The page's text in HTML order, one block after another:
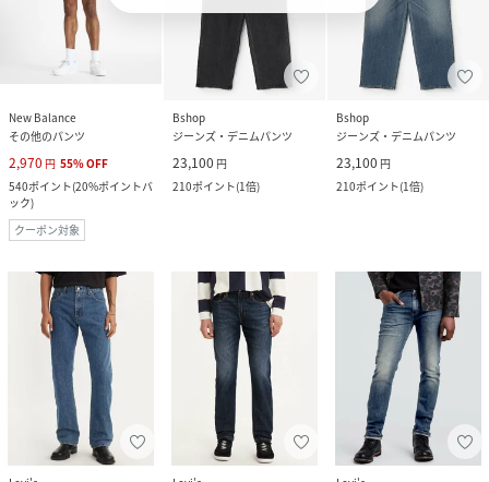
New Balance
その他のパンツ
2,970 円 55%OFF
540ポイント(20%ポイントバ
ック)
クーポン対象
Bshop
ジーンズ・デニムパンツ
23,100 円
210ポイント(1倍)
Bshop
ジーンズ・デニムパンツ
23,100 円
210ポイント(1倍)